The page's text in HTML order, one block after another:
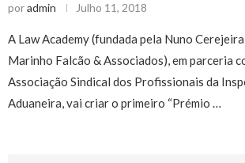
poradmin Julho 11, 2018
A Law Academy (fundada pela Nuno
Marinho Falcão & Associados), em parceria
Associação Sindical dos Profissionais da
Aduaneira, vai criar o primeiro “Prémio …